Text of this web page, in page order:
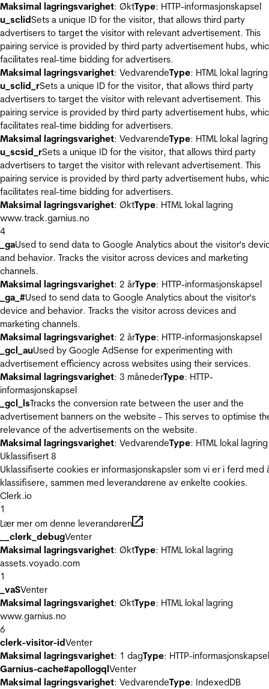
Maksimal lagringsvarighet: ØktType: HTTP-informasjonskapsel
u_sclidSets a unique ID for the visitor, that allows third party
advertisers to target the visitor with relevant advertisement. This
pairing service is provided by third party advertisement hubs,
facilitates real-time bidding for advertisers.
Maksimal lagringsvarighet: VedvarendeType: HTML lokal lagring
u_sclid_rSets a unique ID for the visitor, that allows third party
advertisers to target the visitor with relevant advertisement. This
pairing service is provided by third party advertisement hubs,
facilitates real-time bidding for advertisers.
Maksimal lagringsvarighet: VedvarendeType: HTML lokal lagring
u_scsid_rSets a unique ID for the visitor, that allows third party
advertisers to target the visitor with relevant advertisement. This
pairing service is provided by third party advertisement hubs,
facilitates real-time bidding for advertisers.
Maksimal lagringsvarighet: ØktType: HTML lokal lagring
www.track.garnius.no
4
_gaUsed to send data to Google Analytics about the visitor's
and behavior. Tracks the visitor across devices and marketing
channels.
Maksimal lagringsvarighet: 2 årType: HTTP-informasjonskapsel
_ga_#Used to send data to Google Analytics about the visitor's
device and behavior. Tracks the visitor across devices and
marketing channels.
Maksimal lagringsvarighet: 2 årType: HTTP-informasjonskapsel
_gcl_auUsed by Google AdSense for experimenting with
advertisement efficiency across websites using their services.
Maksimal lagringsvarighet: 3 månederType: HTTP-
informasjonskapsel
_gcl_lsTracks the conversion rate between the user and the
advertisement banners on the website - This serves to optimise
relevance of the advertisements on the website.
Maksimal lagringsvarighet: VedvarendeType: HTML lokal lagring
Uklassifisert 8
Uklassifiserte cookies er informasjonskapsler som vi er i ferd med
klassifisere, sammen med leverandørene av enkelte cookies.
Clerk.io
1
Lær mer om denne leverandøren
__clerk_debugVenter
Maksimal lagringsvarighet: ØktType: HTML lokal lagring
assets.voyado.com
1
_vaSVenter
Maksimal lagringsvarighet: ØktType: HTML lokal lagring
www.garnius.no
6
clerk-visitor-idVenter
Maksimal lagringsvarighet: 1 dagType: HTTP-informasjonskapsel
Garnius-cache#apollogqlVenter
Maksimal lagringsvarighet: VedvarendeType: IndexedDB